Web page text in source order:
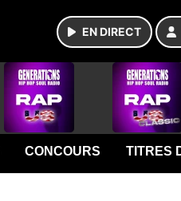
EN DIRECT
CONCOURS TITRES